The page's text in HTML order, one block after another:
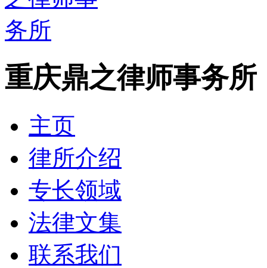
重庆鼎之律师事务所
主页
律所介绍
专长领域
法律文集
联系我们